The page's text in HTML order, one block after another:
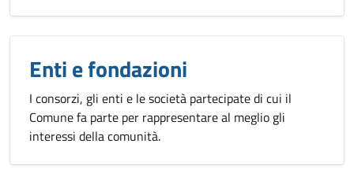
Enti e fondazioni
I consorzi, gli enti e le società partecipate di cui il
Comune fa parte per rappresentare al meglio gli
interessi della comunità.